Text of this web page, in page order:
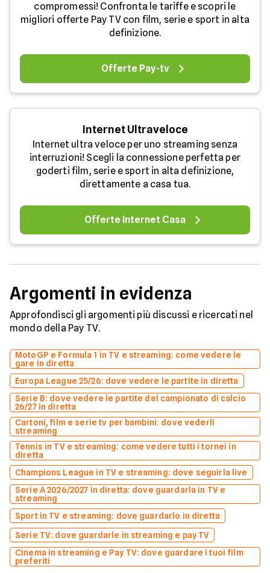
compromessi! Confronta le tariffe e scopri le
migliori offerte Pay TV con film, serie e sport in alta
definizione.
Offerte Pay-tv
Internet Ultraveloce
Internet ultra veloce per uno streaming senza
interruzioni! Scegli la connessione perfetta per
goderti film, serie e sport in alta definizione,
direttamente a casa tua.
Offerte Internet Casa
Argomenti in evidenza
Approfondisci gli argomenti più discussi e ricercati nel
mondo della Pay TV.
MotoGP e Formula 1 in TV e streaming: come vedere le
gare in diretta
Europa League 25/26: dove vedere le partite in diretta
Serie B: dove vedere le partite del campionato di calcio
26/27 in diretta
Cartoni, film e serie tv per bambini: dove vederli
streaming
Tennis in TV e streaming: come vedere tutti i tornei in
diretta
Champions League in TV e streaming: dove seguirla live
Serie A 2026/2027 in diretta: dove guardarla in TV e
streaming
Sport in TV e streaming: dove guardarlo in diretta
Serie TV: dove guardarle in streaming e pay TV
Cinema in streaming e Pay TV: dove guardare i tuoi film
preferiti